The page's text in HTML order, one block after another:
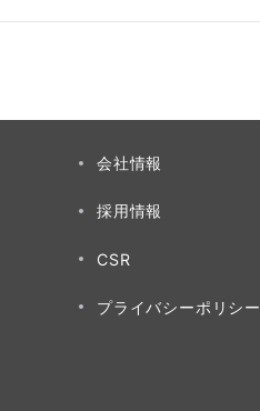
会社情報
採用情報
CSR
プライバシーポリシー